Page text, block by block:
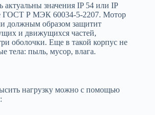
значения IP 54 или IP
ГОСТ Р МЭК 60034-5-2207. Мотор
должным образом защитит
и движущихся частей,
оболочки. Еще в такой корпус не
тела: пыль, мусор, влага.
нагрузку можно с помощью